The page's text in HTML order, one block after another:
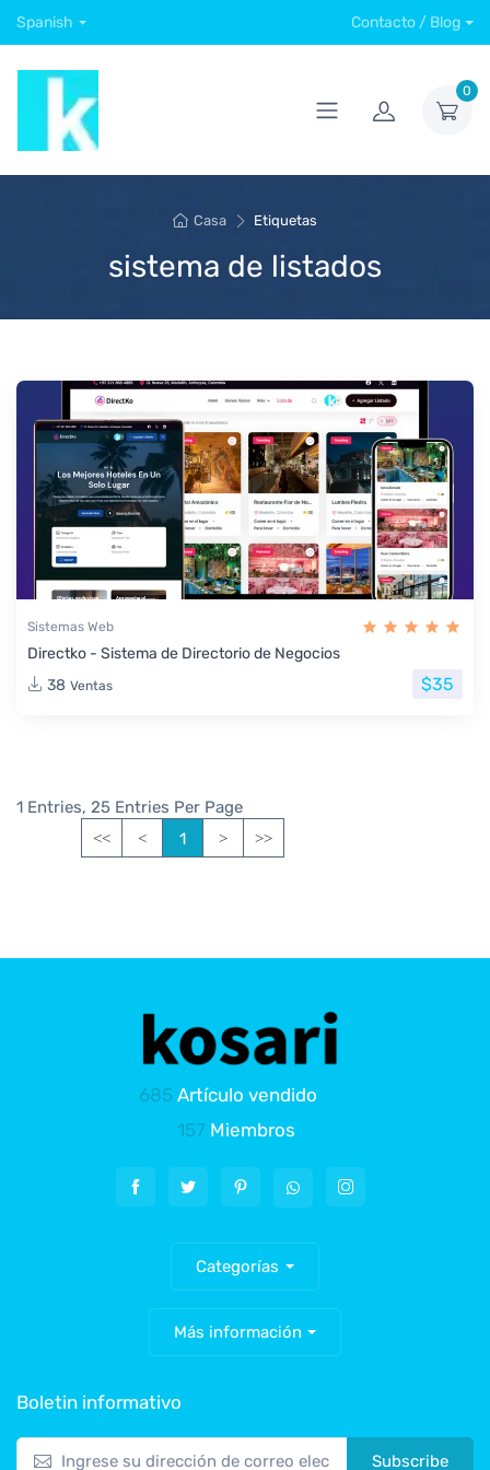
Spanish Contacto / Blog
0
Casa Etiquetas
sistema de listados
Sistemas Web
Directko - Sistema de Directorio de Negocios
38 Ventas $35
1 Entries, 25 Entries Per Page
<< < 1 > >>
685 Artículo vendido
157 Miembros
Categorías
Más información
Boletin informativo
Subscribe